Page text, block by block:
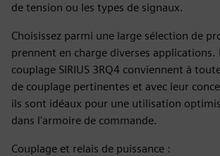
de tension ou les types de signaux.
Choisissez parmi une large sélection de
prennent en charge diverses applications.
couplage SIRIUS 3RQ4 conviennent à
de couplage pertinentes et avec leur
ils sont idéaux pour une utilisation
dans l'armoire de commande.
Couplage et relais de puissance :